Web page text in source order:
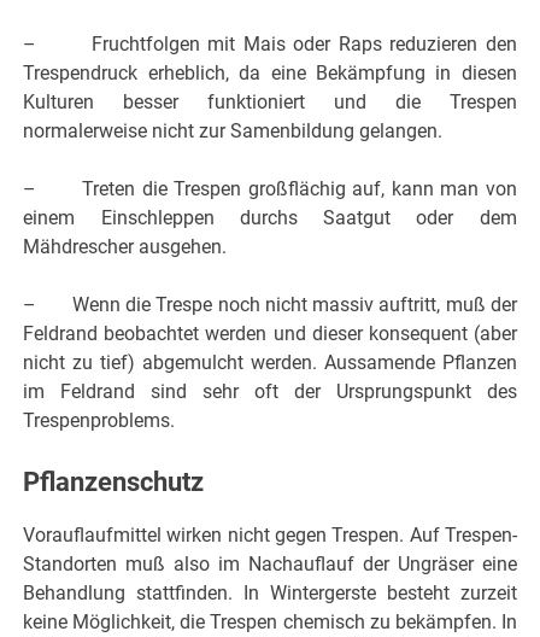
– Fruchtfolgen mit Mais oder Raps reduzieren den
Trespendruck erheblich, da eine Bekämpfung in diesen
Kulturen besser funktioniert und die Trespen
normalerweise nicht zur Samenbildung gelangen.
– Treten die Trespen großflächig auf, kann man von
einem Einschleppen durchs Saatgut oder dem
Mähdrescher ausgehen.
– Wenn die Trespe noch nicht massiv auftritt, muß der
Feldrand beobachtet werden und dieser konsequent (aber
nicht zu tief) abgemulcht werden. Aussamende Pflanzen
im Feldrand sind sehr oft der Ursprungspunkt des
Trespenproblems.
Pflanzenschutz
Vorauflaufmittel wirken nicht gegen Trespen. Auf Trespen-
Standorten muß also im Nachauflauf der Ungräser eine
Behandlung stattfinden. In Wintergerste besteht zurzeit
keine Möglichkeit, die Trespen chemisch zu bekämpfen. In